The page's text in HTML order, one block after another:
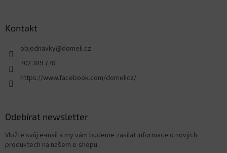
Kontakt
objednavky@domeli.cz
702 389 778
https://www.facebook.com/domelicz/
Odebírat newsletter
Vložte svůj e-mail a my vám budeme zasílat informace o nových
produktech na našem e-shopu.